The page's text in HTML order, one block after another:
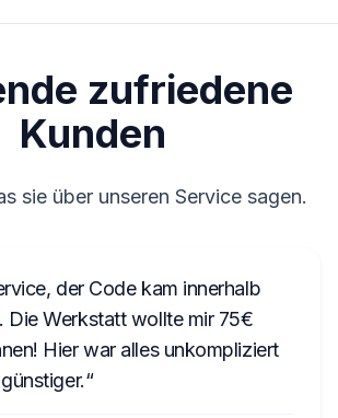
7801HN0Y1234567zufriedene
Kunden
sie über unseren Service sagen.
der Code kam innerhalb
Die Werkstatt wollte mir 75€
Hier war alles unkompliziert